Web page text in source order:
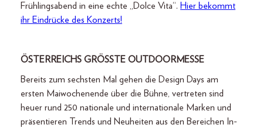
Frühlingsabend in eine echte „Dolce Vita“. Hier bekommt
ihr Eindrücke des Konzerts!
ÖSTERREICHS GRÖSSTE OUTDOORMESSE
Bereits zum sechsten Mal gehen die Design Days am
ersten Maiwochenende über die Bühne, vertreten sind
heuer rund 250 nationale und internationale Marken und
präsentieren Trends und Neuheiten aus den Bereichen In-